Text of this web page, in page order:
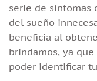
serie de síntomas
del sueño
beneficia al
brindamos, ya
poder identificar